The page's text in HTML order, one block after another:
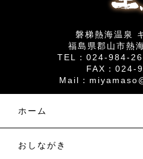
磐梯熱海温泉
福島県郡山市熱
TEL：024-984-
FAX：024-
Mail：
ホーム
おしながき